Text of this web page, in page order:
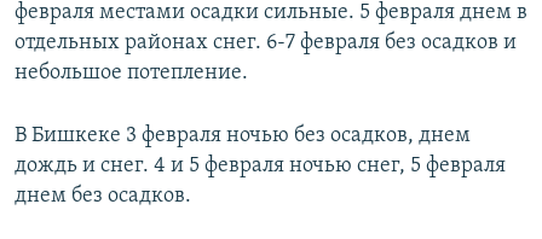
февраля местами осадки сильные. 5 февраля днем в
отдельных районах снег. 6-7 февраля без осадков и
небольшое потепление.
В Бишкеке 3 февраля ночью без осадков, днем
дождь и снег. 4 и 5 февраля ночью снег, 5 февраля
днем без осадков.